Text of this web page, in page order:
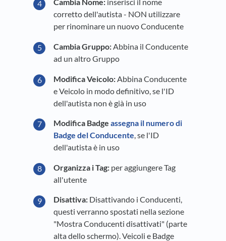
Cambia Nome: inserisci il nome
corretto dell'autista - NON utilizzare
per rinominare un nuovo Conducente
Cambia Gruppo:Abbina il Conducente
ad un altro Gruppo
Modifica Veicolo: Abbina Conducente
e Veicolo in modo definitivo, se l'ID
dell'autista non è già in uso
Modifica Badge assegna il numero di
Badge del Conducente, se l'ID
dell'autista è in uso
Organizza i Tag: per aggiungere Tag
all'utente
Disattiva: Disattivando i Conducenti,
questi verranno spostati nella sezione
"Mostra Conducenti disattivati" (parte
alta dello schermo). Veicoli e Badge